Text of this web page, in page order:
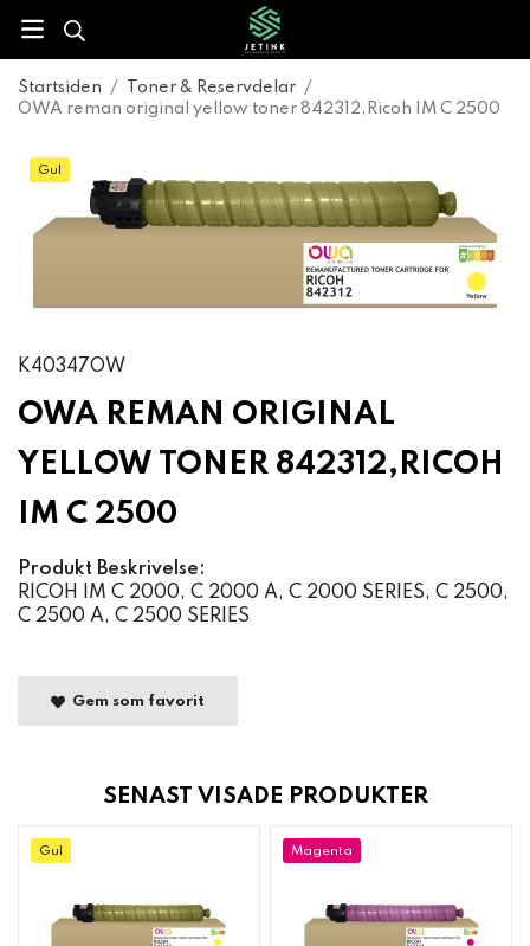
Startsiden / Toner & Reservdelar /
OWA reman original yellow toner 842312,Ricoh IM C 2500
Gul
K40347OW
OWA REMAN ORIGINAL
YELLOW TONER 842312,RICOH
IM C 2500
Produkt Beskrivelse:
RICOH IM C 2000, C 2000 A, C 2000 SERIES, C 2500,
C 2500 A, C 2500 SERIES
Gem som favorit
SENAST VISADE PRODUKTER
Gul Magenta